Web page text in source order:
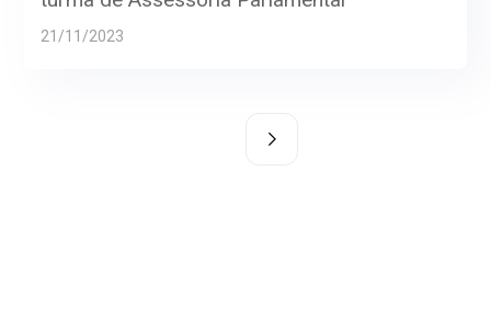
21/11/2023